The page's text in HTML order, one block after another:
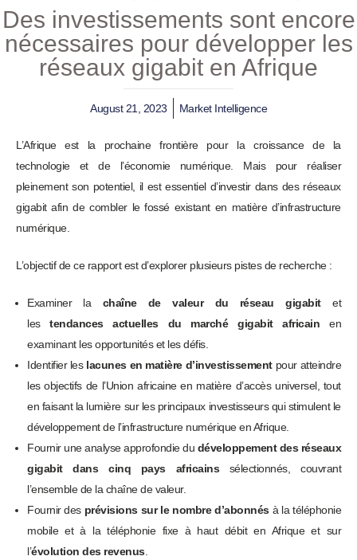
Des investissements sont encore
nécessaires pour développer les
réseaux gigabit en Afrique
August 21, 2023 Market Intelligence
L’Afrique est la prochaine frontière pour la croissance de la
technologie et de l’économie numérique. Mais pour réaliser
pleinement son potentiel, il est essentiel d’investir dans des réseaux
gigabit afin de combler le fossé existant en matière d’infrastructure
numérique.
L’objectif de ce rapport est d’explorer plusieurs pistes de recherche :
Examiner la chaîne de valeur du réseau gigabitet
lestendances actuelles du marché gigabit africain en
examinant les opportunités et les défis.
Identifier les lacunes en matière d’investissementpour atteindre
les objectifs de l’Union africaine en matière d’accès universel, tout
en faisant la lumière sur les principaux investisseurs qui stimulent le
développement de l’infrastructure numérique en Afrique.
Fournir une analyse approfondie du développement des réseaux
gigabit dans cinq pays africainssélectionnés, couvrant
l’ensemble de la chaîne de valeur.
Fournir des prévisions sur le nombre d’abonnésà la téléphonie
mobile et à la téléphonie fixe à haut débit en Afrique et sur
l’évolution des revenus.